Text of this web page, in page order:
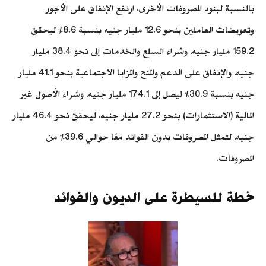
بالنسبة لبنود المصروفات الأخرى، ارتفع الإنفاق على الأجور
وتعويضات العاملين بنحو 12.6 مليار جنيه بنسبة 8.6% ليحقق
159.2 مليار جنيه، وشراء السلع والخدمات إلى نحو 38.4 مليار
جنيه، والإنفاق على الدعم والمنح والمزايا الاجتماعية بنحو 41.1 مليار
جنيه بنسبة 30.9% ليصل إلى 174.1 مليار جنيه، وشراء الأصول غير
المالية (الاستثمارات) بنحو 27.2 مليار جنيه، ليحقق نحو 46.4 مليار
جنيه، لتمثل المصروفات بدون الفوائد معًا حوالي 39.6% من
المصروفات.
خطة للسيطرة على الديون والفوائد